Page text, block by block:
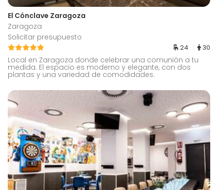
El Cónclave Zaragoza
Zaragoza
Solicitar presupuesto
24 30
Local en Zaragoza donde celebrar una comunión a tu
medida. El espacio es moderno y elegante, con dos
plantas y una variedad de comodidades.